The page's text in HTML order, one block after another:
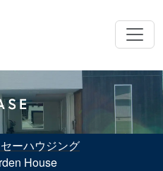
ーハウジング
House